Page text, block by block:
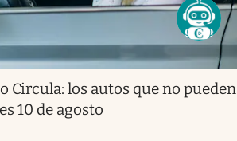
Circula: los autos que no pueden
10 de agosto